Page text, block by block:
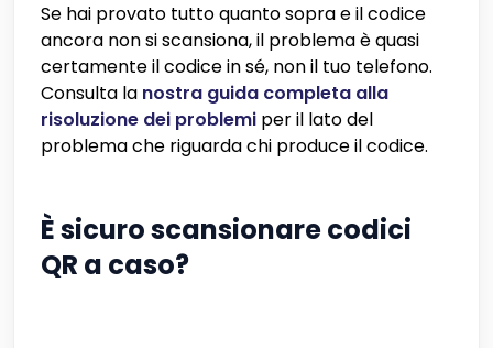
Se hai provato tutto quanto sopra e il codice
ancora non si scansiona, il problema è quasi
certamente il codice in sé, non il tuo telefono.
Consulta la nostra guida completa alla
risoluzione dei problemi per il lato del
problema che riguarda chi produce il codice.
È sicuro scansionare codici
QR a caso?